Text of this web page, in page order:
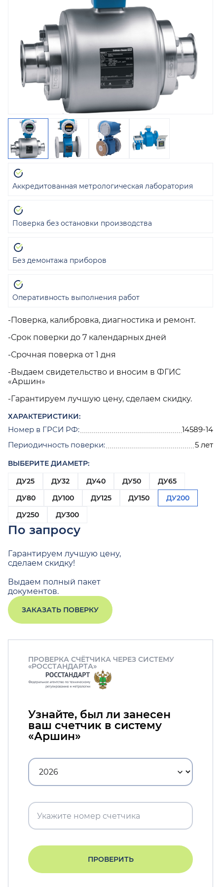
-Поверка, калибровка, диагностика и ремонт.
-Срок поверки до 7 календарных дней
-Срочная поверка от 1 дня
-Выдаем свидетельство и вносим в ФГИС
«Аршин»
-Гарантируем лучшую цену, сделаем скидку.
ХАРАКТЕРИСТИКИ:
Номер в ГРСИ РФ:
14589-14
Периодичность поверки:
5 лет
ВЫБЕРИТЕ ДИАМЕТР:
ДУ25
ДУ32 ДУ40 ДУ50
ДУ65
ДУ80
ДУ100 ДУ125 ДУ150
ДУ200
ДУ250
ДУ300
По запросу
Гарантируем лучшую цену,
сделаем скидку!
Выдаем полный пакет
документов.
ЗАКАЗАТЬ ПОВЕРКУ
Аккредитованная метрологическая лаборатория
Поверка без остановки производства
Без демонтажа приборов
Оперативность выполнения работ
ПРОВЕРКА СЧЁТЧИКА ЧЕРЕЗ СИСТЕМУ
«РОССТАНДАРТА»
Узнайте, был ли занесен
ваш счетчик в систему
«Аршин»
ПРОВЕРИТЬ